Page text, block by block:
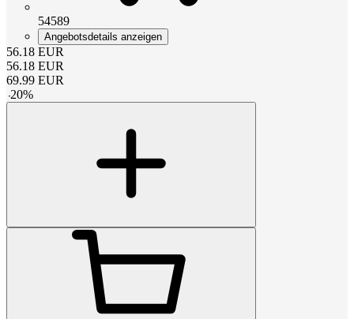
54589
Angebotsdetails anzeigen
56.18 EUR
56.18 EUR
69.99 EUR
-20%